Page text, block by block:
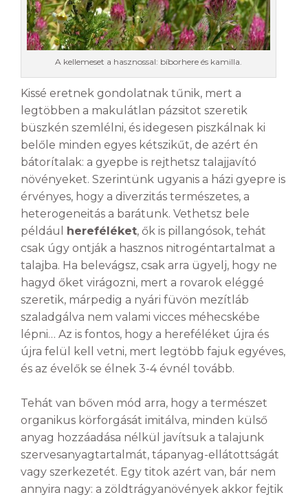
A kellemeset a hasznossal: bíborhere és kamilla.
Kissé eretnek gondolatnak tűnik, mert a
legtöbben a makulátlan pázsitot szeretik
büszkén szemlélni, és idegesen piszkálnak ki
belőle minden egyes kétszikűt, de azért én
bátorítalak: a gyepbe is rejthetsz talajjavító
növényeket. Szerintünk ugyanis a házi gyepre is
érvényes, hogy a diverzitás természetes, a
heterogeneitás a barátunk. Vethetsz bele
például hereféléket, ők is pillangósok, tehát
csak úgy ontják a hasznos nitrogéntartalmat a
talajba. Ha belevágsz, csak arra ügyelj, hogy ne
hagyd őket virágozni, mert a rovarok eléggé
szeretik, márpedig a nyári füvön mezítláb
szaladgálva nem valami vicces méhecskébe
lépni… Az is fontos, hogy a hereféléket újra és
újra felül kell vetni, mert legtöbb fajuk egyéves,
és az évelők se élnek 3-4 évnél tovább.
Tehát van bőven mód arra, hogy a természet
organikus körforgását imitálva, minden külső
anyag hozzáadása nélkül javítsuk a talajunk
szervesanyagtartalmát, tápanyag-ellátottságát
vagy szerkezetét. Egy titok azért van, bár nem
annyira nagy: a zöldtrágyanövények akkor fejtik